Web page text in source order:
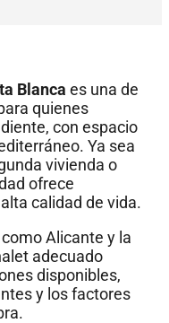
Blanca es una de
quienes
con espacio
Ya sea
vivienda o
ofrece
calidad de vida.
Alicante y la
adecuado
disponibles,
y los factores